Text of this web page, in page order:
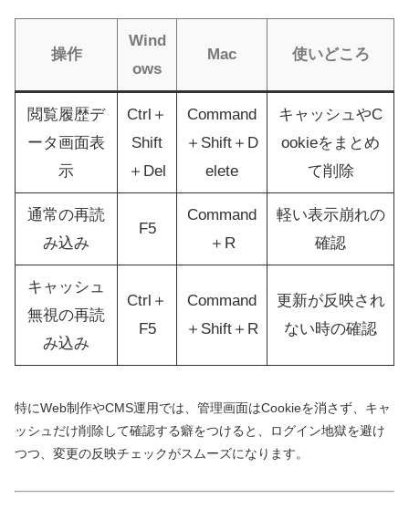
操作
Wind
ows
Mac 使いどころ
閲覧履歴デ
ータ画面表
示
Ctrl＋
Shift
＋Del
Command
＋Shift＋D
elete
キャッシュやC
ookieをまとめ
て削除
通常の再読
み込み
F5
Command
＋R
軽い表示崩れの
確認
キャッシュ
無視の再読
み込み
Ctrl＋
F5
Command
＋Shift＋R
更新が反映され
ない時の確認
特にWeb制作やCMS運用では、管理画面はCookieを消さず、キャ
ッシュだけ削除して確認する癖をつけると、ログイン地獄を避け
つつ、変更の反映チェックがスムーズになります。